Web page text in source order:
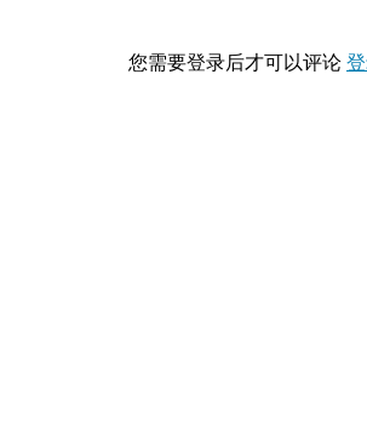
您需要登录后才可以评论